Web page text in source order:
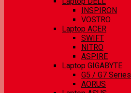
INSPIRON
VOSTRO
Laptop ACER
SWIFT
NITRO
ASPIRE
Laptop GIGABYTE
G5 / G7 Series
AORUS